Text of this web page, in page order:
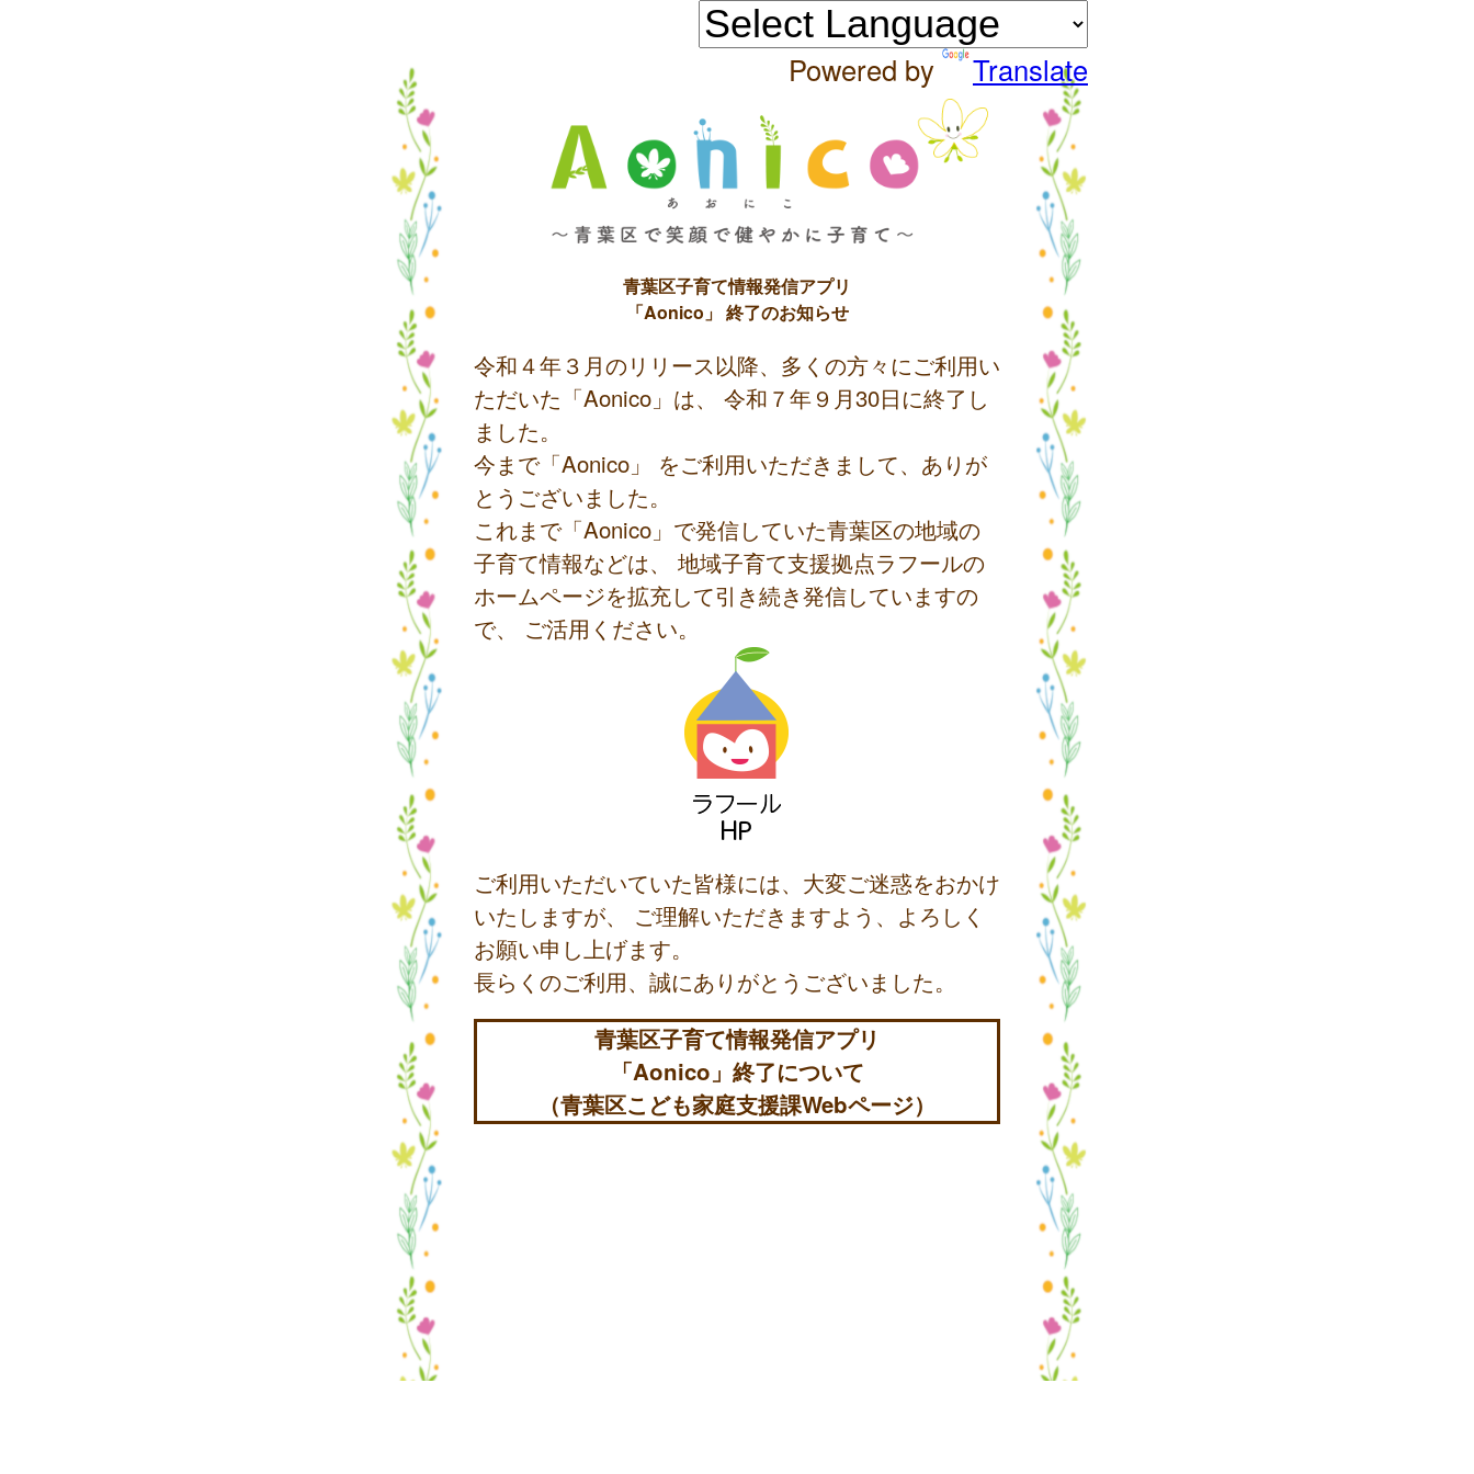
Powered by Translate
青葉区子育て情報発信アプリ
「Aonico」 終了のお知らせ
令和４年３月のリリース以降、多くの方々にご利用い
ただいた「Aonico」は、 令和７年９月30日に終了し
ました。
今まで「Aonico」 をご利用いただきまして、ありが
とうございました。
これまで「Aonico」で発信していた青葉区の地域の
子育て情報などは、 地域子育て支援拠点ラフールの
ホームページを拡充して引き続き発信していますの
で、 ご活用ください。
ご利用いただいていた皆様には、大変ご迷惑をおかけ
いたしますが、 ご理解いただきますよう、よろしく
お願い申し上げます。
長らくのご利用、誠にありがとうございました。
青葉区子育て情報発信アプリ
「Aonico」終了について
（青葉区こども家庭支援課Webページ）